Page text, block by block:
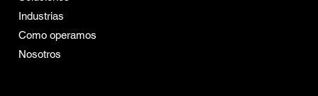
redefiniendo el aprendizaje en 2026
Industrias
Como operamos
Nosotros